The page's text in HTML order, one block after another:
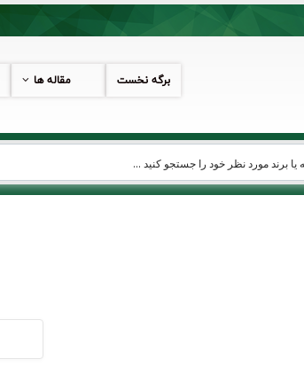
برگه نخست مقاله ها